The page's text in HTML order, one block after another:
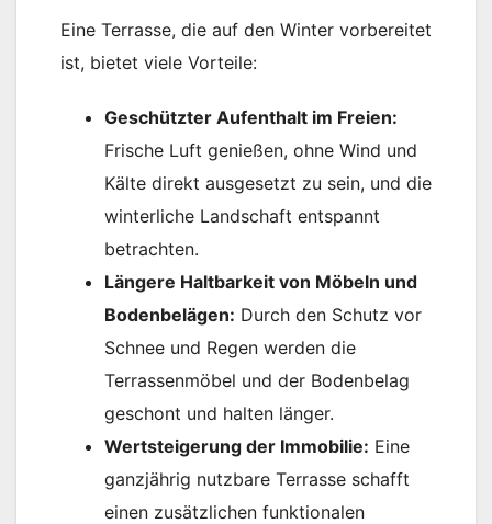
Eine Terrasse, die auf den Winter vorbereitet
ist, bietet viele Vorteile:
Geschützter Aufenthalt im Freien:
Frische Luft genießen, ohne Wind und
Kälte direkt ausgesetzt zu sein, und die
winterliche Landschaft entspannt
betrachten.
Längere Haltbarkeit von Möbeln und
Bodenbelägen: Durch den Schutz vor
Schnee und Regen werden die
Terrassenmöbel und der Bodenbelag
geschont und halten länger.
Wertsteigerung der Immobilie: Eine
ganzjährig nutzbare Terrasse schafft
einen zusätzlichen funktionalen